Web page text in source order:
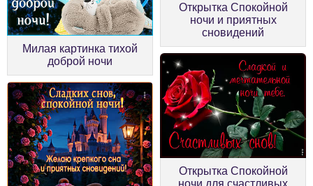
Милая картинка тихой
доброй ночи
Открытка Спокойной
ночи и приятных
сновидений
Открытка Спокойной
ночи для счастливых